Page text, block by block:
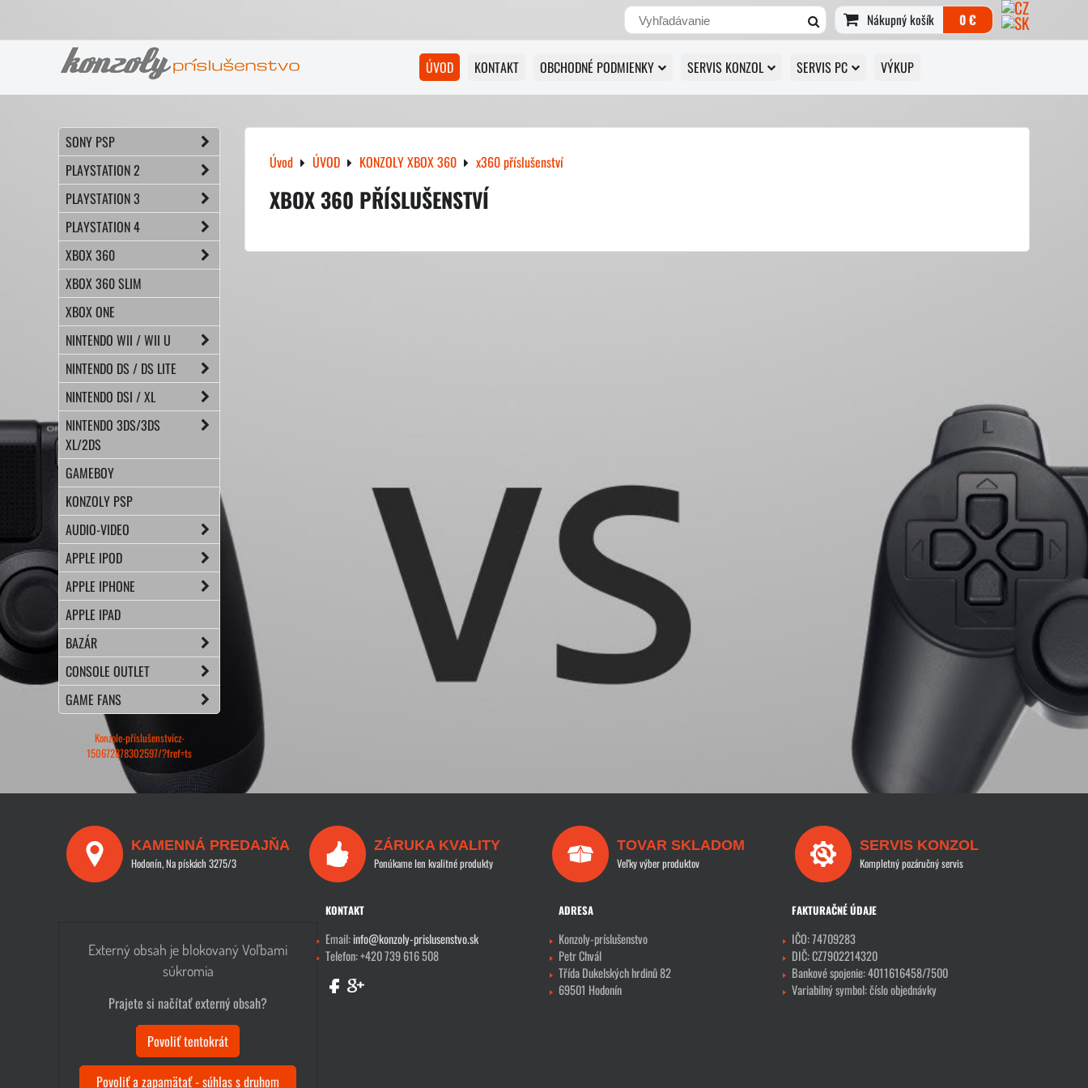
Nákupný košík 0 €
ÚVOD KONTAKT OBCHODNÉ PODMIENKY SERVIS KONZOL SERVIS PC VÝKUP
Úvod ÚVOD KONZOLY XBOX 360 x360 příslušenství
XBOX 360 PŘÍSLUŠENSTVÍ
SONY PSP
PLAYSTATION 2
PLAYSTATION 3
PLAYSTATION 4
XBOX 360
XBOX 360 SLIM
XBOX ONE
NINTENDO WII / WII U
NINTENDO DS / DS LITE
NINTENDO DSI / XL
NINTENDO 3DS/3DS
XL/2DS
GAMEBOY
KONZOLY PSP
AUDIO-VIDEO
APPLE IPOD
APPLE IPHONE
APPLE IPAD
BAZÁR
CONSOLE OUTLET
GAME FANS
Konzole-příslušenstvícz-
150672878302597/?fref=ts
KAMENNÁ PREDAJŇA
Hodonín, Na pískách 3275/3
ZÁRUKA KVALITY
Ponúkame len kvalitné produkty
TOVAR SKLADOM
Veľky výber produktov
SERVIS KONZOL
Kompletný pozáručný servis
Externý obsah je blokovaný Voľbami
súkromia
Prajete si načítať externý obsah?
Povoliť tentokrát
Povoliť a zapamätať - súhlas s druhom
KONTAKT
Email:info@konzoly-prislusenstvo.sk
Telefon: +420 739 616 508
ADRESA
Konzoly-príslušenstvo
Petr Chvál
Třída Dukelských hrdinů 82
69501 Hodonín
FAKTURAČNÉ ÚDAJE
IČO: 74709283
DIČ: CZ7902214320
Bankové spojenie: 4011616458/7500
Variabilný symbol: číslo objednávky